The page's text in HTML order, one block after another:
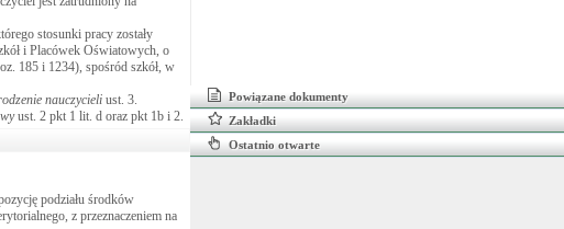
stosunki pracy zostały
i Placówek Oświatowych, o
185 i 1234), spośród szkół, w
nauczycieli ust. 3.
ust. 2 pkt 1 lit. d oraz pkt 1b i 2.
podziału środków
z przeznaczeniem na
Powiązane dokumenty
Zakładki
Ostatnio otwarte